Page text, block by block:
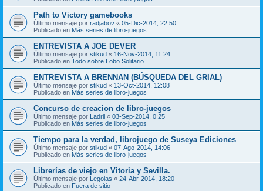
Path to Victory gamebooks
Último mensaje por radjabov « 05-Dic-2014, 22:50
Publicado en Más series de libro-juegos
ENTREVISTA A JOE DEVER
Último mensaje por stikud « 16-Nov-2014, 11:24
Publicado en Todo sobre Lobo Solitario
ENTREVISTA A BRENNAN (BÚSQUEDA DEL GRIAL)
Último mensaje por stikud « 13-Oct-2014, 12:08
Publicado en Más series de libro-juegos
Concurso de creacion de libro-juegos
Último mensaje por Ladril « 03-Sep-2014, 0:25
Publicado en Más series de libro-juegos
Tiempo para la verdad, librojuego de Suseya Ediciones
Último mensaje por stikud « 07-Ago-2014, 14:06
Publicado en Más series de libro-juegos
Librerías de viejo en Vitoria y Sevilla.
Último mensaje por Legolas « 24-Abr-2014, 18:20
Publicado en Fuera de sitio